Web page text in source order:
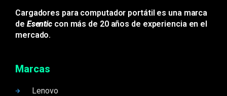
Cargadores para computador portátil es una marca
de Esentic con más de 20 años de experiencia en el
mercado.
Marcas
Lenovo